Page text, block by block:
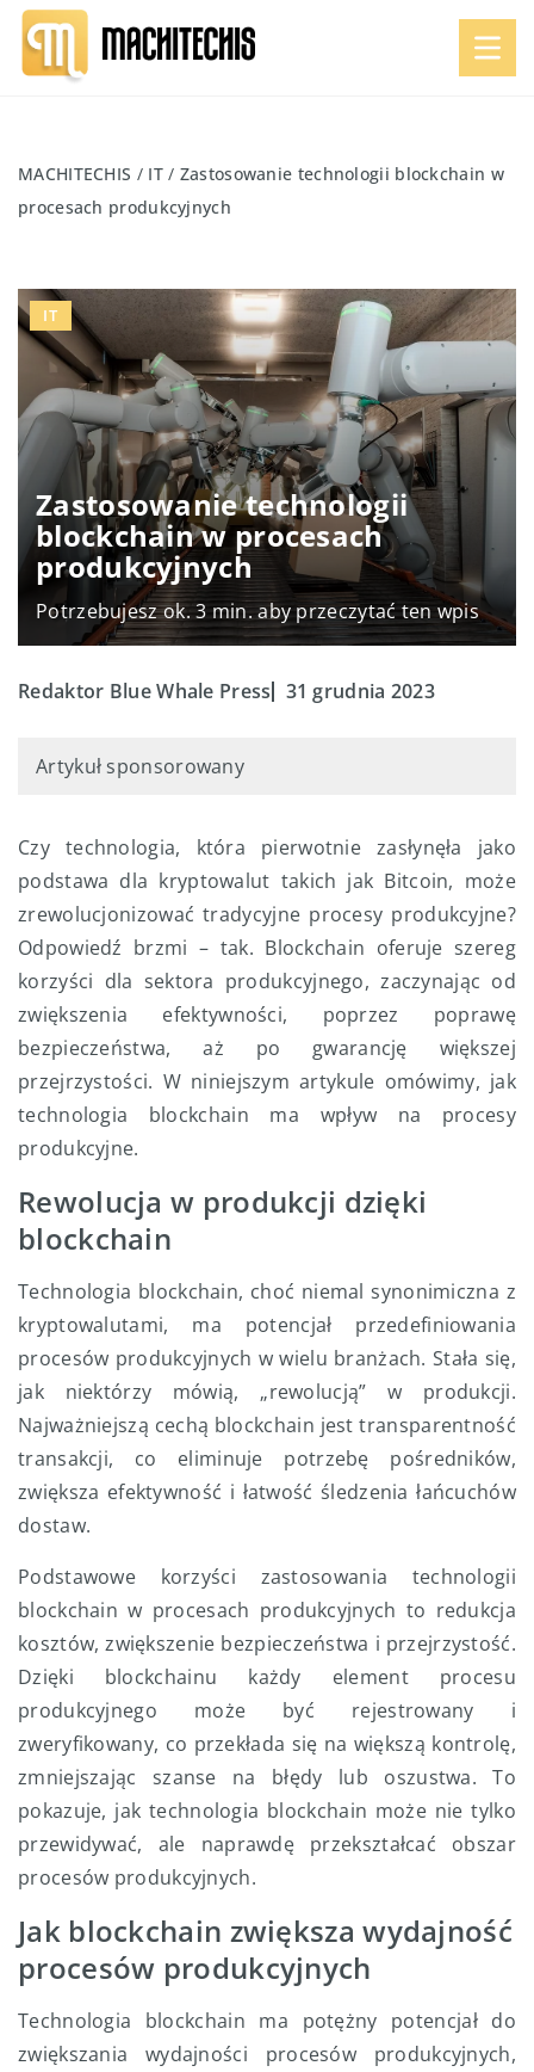
MACHITECHIS / IT/ Zastosowanie technologii blockchain w
procesach produkcyjnych
Zastosowanie technologii
blockchain w procesach
produkcyjnych
Potrzebujesz ok. 3 min. aby przeczytać ten wpis
IT
Redaktor Blue Whale Press 31 grudnia 2023
Artykuł sponsorowany
Czy technologia, która pierwotnie zasłynęła jako
podstawa dla kryptowalut takich jak Bitcoin, może
zrewolucjonizować tradycyjne procesy produkcyjne?
Odpowiedź brzmi – tak. Blockchain oferuje szereg
korzyści dla sektora produkcyjnego, zaczynając od
zwiększenia efektywności, poprzez poprawę
bezpieczeństwa, aż po gwarancję większej
przejrzystości. W niniejszym artykule omówimy, jak
technologia blockchain ma wpływ na procesy
produkcyjne.
Rewolucja w produkcji dzięki
blockchain
Technologia blockchain, choć niemal synonimiczna z
kryptowalutami, ma potencjał przedefiniowania
procesów produkcyjnych w wielu branżach. Stała się,
jak niektórzy mówią, „rewolucją” w produkcji.
Najważniejszą cechą blockchain jest transparentność
transakcji, co eliminuje potrzebę pośredników,
zwiększa efektywność i łatwość śledzenia łańcuchów
dostaw.
Podstawowe korzyści zastosowania technologii
blockchain w procesach produkcyjnych to redukcja
kosztów, zwiększenie bezpieczeństwa i przejrzystość.
Dzięki blockchainu każdy element procesu
produkcyjnego może być rejestrowany i
zweryfikowany, co przekłada się na większą kontrolę,
zmniejszając szanse na błędy lub oszustwa. To
pokazuje, jak technologia blockchain może nie tylko
przewidywać, ale naprawdę przekształcać obszar
procesów produkcyjnych.
Jak blockchain zwiększa wydajność
procesów produkcyjnych
Technologia blockchain ma potężny potencjał do
zwiększania wydajności procesów produkcyjnych,